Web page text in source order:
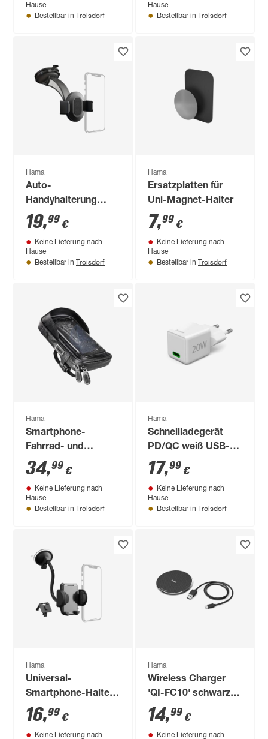
Hause
Bestellbar in Troisdorf
Hause
Bestellbar in Troisdorf
Hama
Auto-
Handyhalterung
'Move' mit Saugnapf
19,99 €
Keine Lieferung nach
Hause
Bestellbar in Troisdorf
Hama
Ersatzplatten für
Uni-Magnet-Halter
7,99 €
Keine Lieferung nach
Hause
Bestellbar in Troisdorf
Hama
Smartphone-
Fahrrad- und
Motorradtasche
34,99 €
Keine Lieferung nach
Hause
Bestellbar in Troisdorf
Hama
Schnellladegerät
PD/QC weiß USB-C
20 W
17,99 €
Keine Lieferung nach
Hause
Bestellbar in Troisdorf
Hama
Universal-
Smartphone-Halter
'Multi'
16,99 €
Keine Lieferung nach
Hama
Wireless Charger
'QI-FC10' schwarz
10 W kabelloses
Smartphone-
14,99 €
Keine Lieferung nach